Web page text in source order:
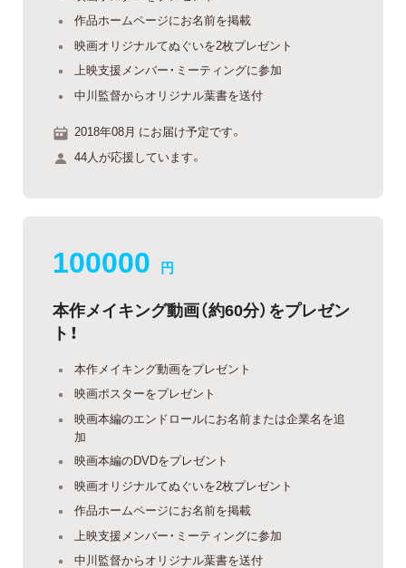
作品ホームページにお名前を掲載
映画オリジナルてぬぐいを2枚プレゼント
上映支援メンバー・ミーティングに参加
中川監督からオリジナル葉書を送付
2018年08月 にお届け予定です。
44人が応援しています。
100000 円
本作メイキング動画（約60分）をプレゼン
ト！
本作メイキング動画をプレゼント
映画ポスターをプレゼント
映画本編のエンドロールにお名前または企業名を追
加
映画本編のDVDをプレゼント
映画オリジナルてぬぐいを2枚プレゼント
作品ホームページにお名前を掲載
上映支援メンバー・ミーティングに参加
中川監督からオリジナル葉書を送付